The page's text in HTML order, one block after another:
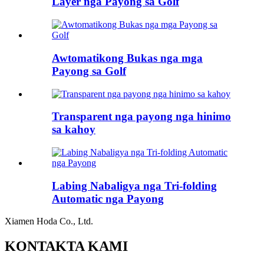
Awtomatikong Bukas nga mga
Payong sa Golf
Transparent nga payong nga hinimo
sa kahoy
Labing Nabaligya nga Tri-folding
Automatic nga Payong
Xiamen Hoda Co., Ltd.
KONTAKTA KAMI